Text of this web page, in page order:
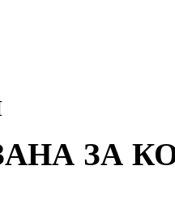
ЗА